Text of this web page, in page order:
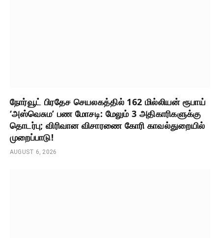
நோர்வூட் பிரதேச செயலகத்தில் 162 மில்லியன் ரூபாய்
‘அஸ்வெசும’ பண மோசடி: மேலும் 3 அதிகாரிகளுக்கு
தொடர்பு; விரிவான விசாரணை கோரி காவல்துறையில்
முறைப்பாடு!
AUGUST 6, 2026